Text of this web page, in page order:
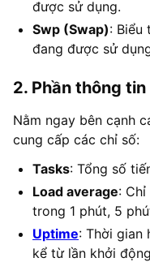
được sử dụng.
Swp (Swap): Biểu
đang được sử
2. Phần thông
Nằm ngay bên cạnh
cung cấp các chỉ số:
Tasks: Tổng số
Load average:
trong 1 phút, 5
Uptime: Thời gian
kể từ lần khởi